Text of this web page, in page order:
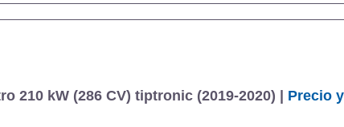
210 kW (286 CV) tiptronic (2019-2020) | Precio